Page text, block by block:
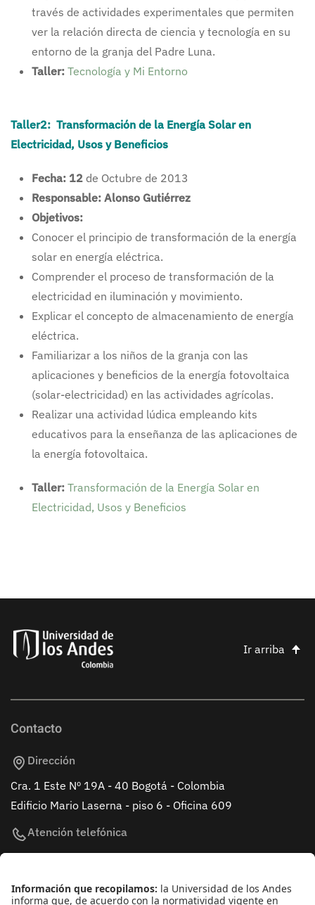
través de actividades experimentales que permiten
ver la relación directa de ciencia y tecnología en su
entorno de la granja del Padre Luna.
Taller: Tecnología y Mi Entorno
Taller2: Transformación de la Energía Solar en
Electricidad, Usos y Beneficios
Fecha: 12 de Octubre de 2013
Responsable: Alonso Gutiérrez
Objetivos:
Conocer el principio de transformación de la energía
solar en energía eléctrica.
Comprender el proceso de transformación de la
electricidad en iluminación y movimiento.
Explicar el concepto de almacenamiento de energía
eléctrica.
Familiarizar a los niños de la granja con las
aplicaciones y beneficios de la energía fotovoltaica
(solar-electricidad) en las actividades agrícolas.
Realizar una actividad lúdica empleando kits
educativos para la enseñanza de las aplicaciones de
la energía fotovoltaica.
Taller: Transformación de la Energía Solar en
Electricidad, Usos y Beneficios
Ir arriba
Contacto
Dirección
Cra. 1 Este Nº 19A - 40 Bogotá - Colombia
Edificio Mario Laserna - piso 6 - Oficina 609
Atención telefónica
+(571) 339 49 49 - Ext. 4830